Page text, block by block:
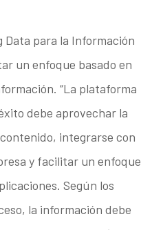
Data para la Información
un enfoque basado en
“La plataforma
debe aprovechar la
integrarse con
y facilitar un enfoque
Según los
la información debe